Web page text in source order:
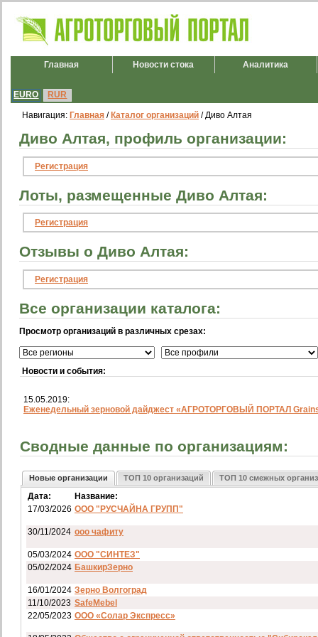
Главная Новости стока Аналитика
EURO RUR
Навигация: Главная / Каталог организаций / Диво Алтая
Диво Алтая, профиль организации:
Регистрация
Лоты, размещенные Диво Алтая:
Регистрация
Отзывы о Диво Алтая:
Регистрация
Все организации каталога:
Просмотр организаций в различных срезах:
Новости и события:
15.05.2019:
Еженедельный зерновой дайджест «АГРОТОРГОВЫЙ ПОРТАЛ
Сводные данные по организациям:
Новые организации ТОП 10 организаций ТОП 10 смежных
Дата:
Название:
17/03/2026 ООО "РУСЧАЙНА ГРУПП"
30/11/2024 ооо чафиту
05/03/2024 ООО "СИНТЕЗ"
05/02/2024 БашкирЗерно
16/01/2024 Зерно Волгоград
11/10/2023 SafeMebel
22/05/2023 ООО «Солар Экспресс»